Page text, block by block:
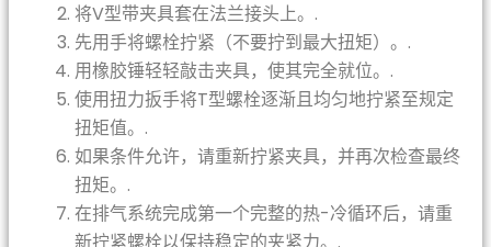
将V型带夹具套在法兰接头上。.
先用手将螺栓拧紧（不要拧到最大扭矩）。.
用橡胶锤轻轻敲击夹具，使其完全就位。.
使用扭力扳手将T型螺栓逐渐且均匀地拧紧至规定
扭矩值。.
如果条件允许，请重新拧紧夹具，并再次检查最终
扭矩。.
在排气系统完成第一个完整的热-冷循环后，请重